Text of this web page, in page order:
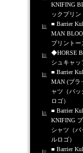
KNIFING
ックプリン
■ Barrier
MAN
プリントー
◆HORSE
シュキャッ
■ Barrier
MAN (ブラ
ャツ（バ
ロゴ）
■ Barrier
KNIFING
シャツ（バ
ルロゴ）
■ Barrier